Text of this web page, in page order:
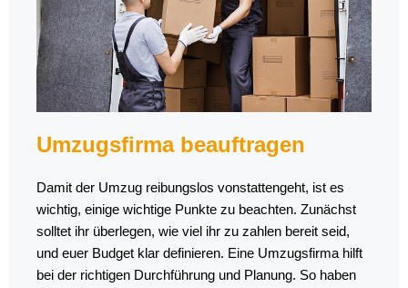
Umzugsfirma beauftragen
Damit der Umzug reibungslos vonstattengeht, ist es
wichtig, einige wichtige Punkte zu beachten. Zunächst
solltet ihr überlegen, wie viel ihr zu zahlen bereit seid,
und euer Budget klar definieren. Eine Umzugsfirma hilft
bei der richtigen Durchführung und Planung. So haben